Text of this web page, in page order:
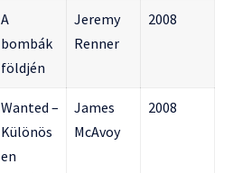
A
bombák
földjén
Jeremy
Renner
2008
Wanted –
Különös
en
James
McAvoy
2008